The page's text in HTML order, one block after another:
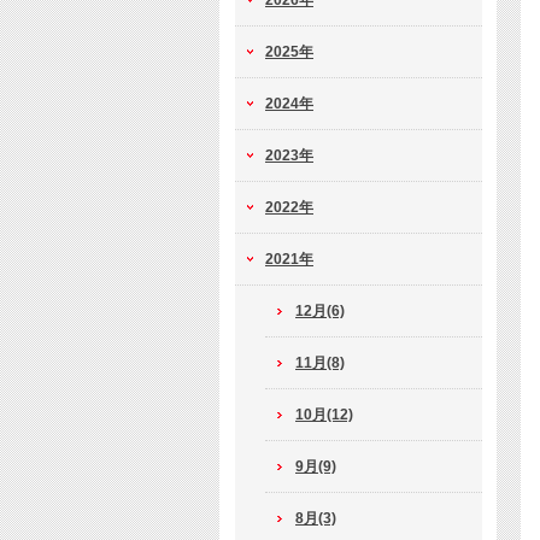
2025年
2024年
2023年
2022年
2021年
12月(6)
11月(8)
10月(12)
9月(9)
8月(3)